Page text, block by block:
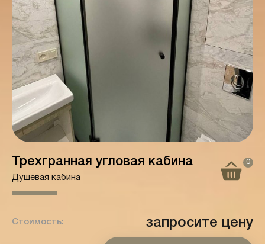
Трехгранная угловая кабина
Душевая кабина
0
Стоимость: запросите цену